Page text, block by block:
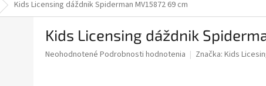
Kids Licensing dáždnik Spiderman MV15872 69 cm
Kids Licensing dáždnik
Priemerné
Neohodnotené Podrobnosti hodnotenia Značka: Kids